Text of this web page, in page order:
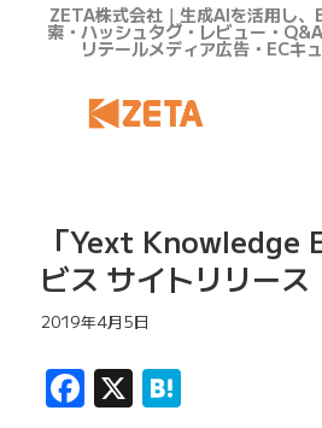
ZETA株式会社｜生成AIを活用し、
索・ハッシュタグ・レビュー・
リテールメディア広告・ECキ
「Yext Knowledge
ビス サイトリリース
2019年4月5日
Facebook
X Hatena